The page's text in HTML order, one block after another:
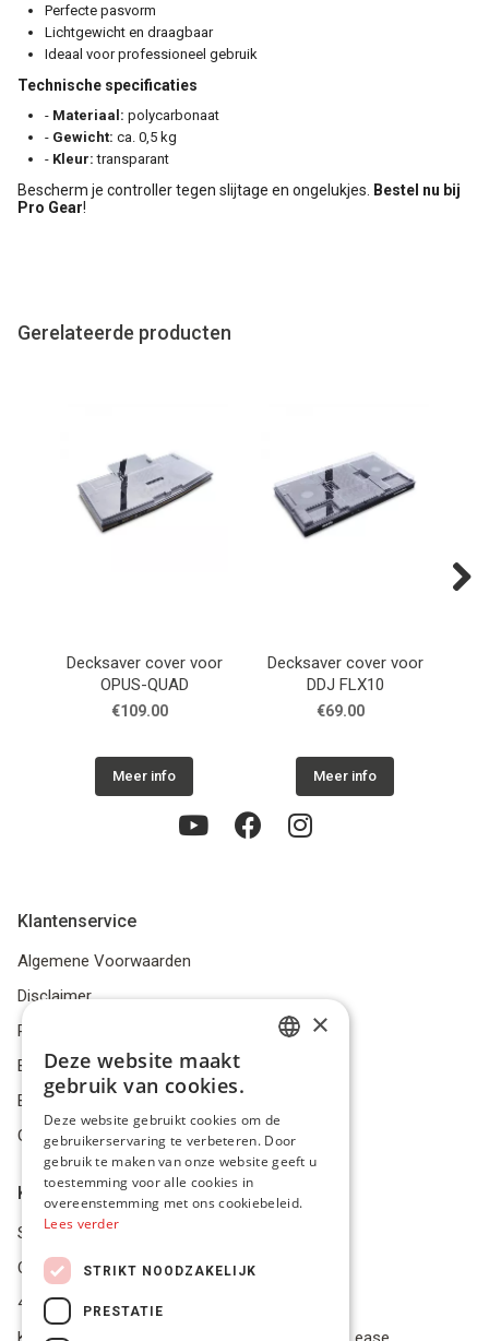
Perfecte pasvorm
Lichtgewicht en draagbaar
Ideaal voor professioneel gebruik
Technische specificaties
- Materiaal: polycarbonaat
- Gewicht: ca. 0,5 kg
- Kleur: transparant
Bescherm je controller tegen slijtage en ongelukjes.
Bestel nu bij
Pro Gear!
Gerelateerde producten
Decksaver cover voor
OPUS-QUAD
€109.00
Meer info
Decksaver cover voor
DDJ FLX10
€69.00
Meer info
Klantenservice
Algemene Voorwaarden
Disclaimer
Privacybeleid
Bestelling herroepen
Betalingsmiddelen
Geschillen
Klantenservice
Service Center
Onze winkel
4.9 op 5 gescoord op Trustpilot
ENGLISH
×
Deze website maakt
gebruik van cookies.
Deze website gebruikt cookies om de
gebruikerservaring te verbeteren. Door
gebruik te maken van onze website geeft u
toestemming voor alle cookies in
overeenstemming met ons cookiebeleid.
Lees verder
STRIKT NOODZAKELIJK
PRESTATIE